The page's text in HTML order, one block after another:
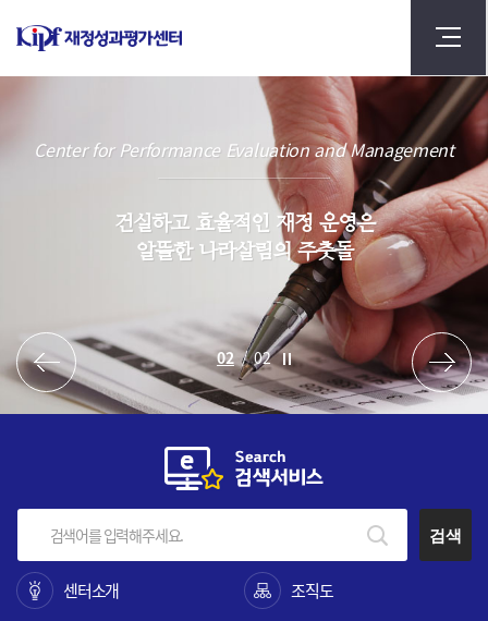
2 / 2
Center for Performance Evaluation and Management
건실하고 효율적인 재정 운영은
알뜰한 나라살림의 주춧돌
검색
센터소개 조직도